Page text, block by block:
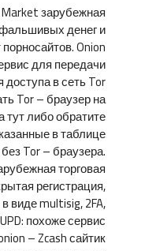
зарубежная
денег и
Onion
для передачи
в сеть Tor
Tor – браузер на
либо обратите
в таблице
Tor – браузера.
торговая
регистрация,
виде multisig, 2FA,
похоже сервис
– Zcash сайтик